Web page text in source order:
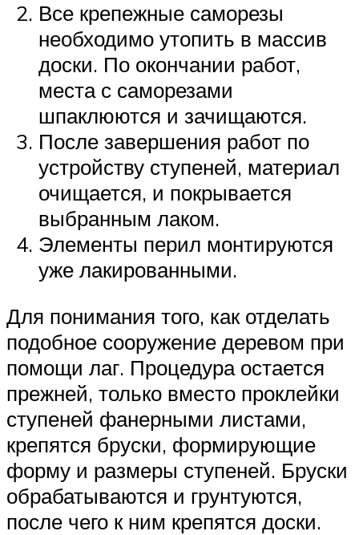
Все крепежные саморезы
необходимо утопить в массив
доски. По окончании работ,
места с саморезами
шпаклюются и зачищаются.
После завершения работ по
устройству ступеней, материал
очищается, и покрывается
выбранным лаком.
Элементы перил монтируются
уже лакированными.
Для понимания того, как отделать
подобное сооружение деревом при
помощи лаг. Процедура остается
прежней, только вместо проклейки
ступеней фанерными листами,
крепятся бруски, формирующие
форму и размеры ступеней. Бруски
обрабатываются и грунтуются,
после чего к ним крепятся доски.